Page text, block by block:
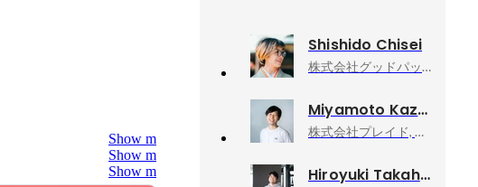
Show more
Show more
Show more
Shishido Chisei
株式会社グッドパッチ, PeopleEmpowermentOffice 中途採用担当
Miyamoto Kazunori
株式会社プレイド, Head of HRBP
Hiroyuki Takahashi